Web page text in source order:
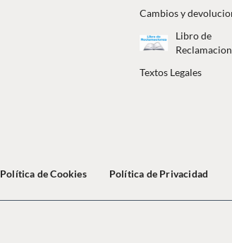
Cambios y
Libro de
Textos Legales
Política de Cookies Política de Privacidad